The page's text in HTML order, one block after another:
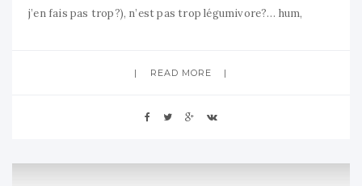
j’en fais pas trop?), n’est pas trop légumivore?… hum,
READ MORE